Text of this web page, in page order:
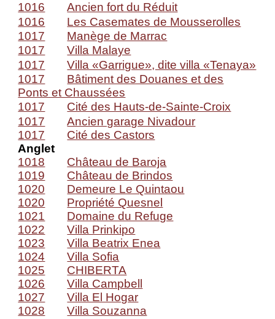
1016
Ancien fort du Réduit
1016
Les Casemates de Mousserolles
1017
Manège de Marrac
1017
Villa Malaye
1017
Villa «Garrigue», dite villa «Tenaya»
1017
Bâtiment des Douanes et des
Ponts et Chaussées
1017
Cité des Hauts-de-Sainte-Croix
1017
Ancien garage Nivadour
1017
Cité des Castors
Anglet
1018
Château de Baroja
1019
Château de Brindos
1020
Demeure Le Quintaou
1020
Propriété Quesnel
1021
Domaine du Refuge
1022
Villa Prinkipo
1023
Villa Beatrix Enea
1024
Villa Sofia
1025
CHIBERTA
1026
Villa Campbell
1027
Villa El Hogar
1028
Villa Souzanna